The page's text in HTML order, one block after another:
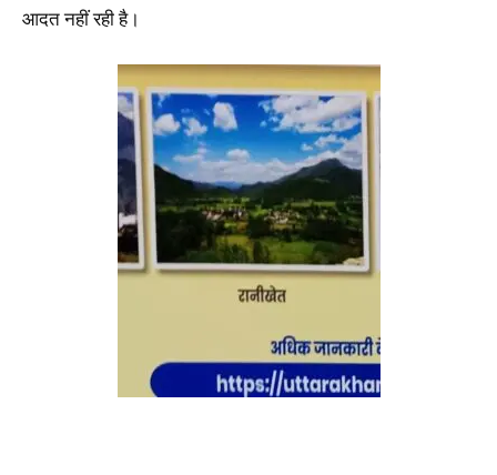
आदत नहीं रही है।